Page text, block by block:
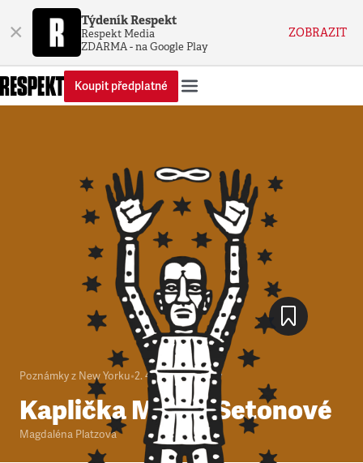
× Týdeník Respekt
Respekt Media
ZDARMA - na Google Play
ZOBRAZIT
Koupit předplatné
Poznámky z New Yorku•2. 4. 2010•4minuty
Kaplička Matky Setonové
Magdaléna Platzová